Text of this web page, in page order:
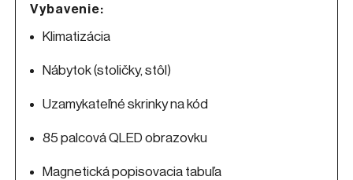
Vybavenie:
Klimatizácia
Nábytok (stoličky, stôl)
Uzamykateľné skrinky na kód
85 palcová QLED obrazovku
Magnetická popisovacia tabuľa